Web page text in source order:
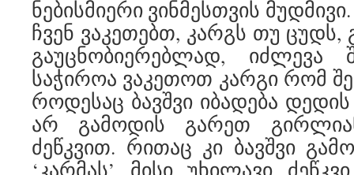
ნებისმიერი ვინმესთვის
ჩვენ ვაკეთებთ, კარგს თუ
გაუცნობიერებლად, იძლევა
საჭიროა ვაკეთოთ კარგი რომ
როდესაც ბავშვი იბადება
არ გამოდის გარეთ
ძეწკვით. რითაც კი ბავშვი
‘კარმას’ მისი უხილავი